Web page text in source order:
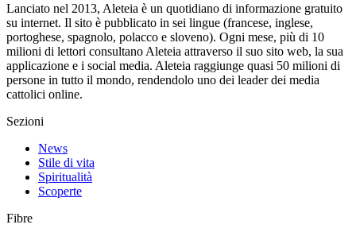
Lanciato nel 2013, Aleteia è un quotidiano di informazione gratuito
su internet. Il sito è pubblicato in sei lingue (francese, inglese,
portoghese, spagnolo, polacco e sloveno). Ogni mese, più di 10
milioni di lettori consultano Aleteia attraverso il suo sito web, la sua
applicazione e i social media. Aleteia raggiunge quasi 50 milioni di
persone in tutto il mondo, rendendolo uno dei leader dei media
cattolici online.
Sezioni
News
Stile di vita
Spiritualità
Scoperte
Fibre